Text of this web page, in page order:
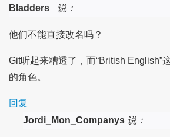
Bladders_
说：
他们不能直接改名吗？
Git听起来糟透了，而“British English”
的角色。
回复
Jordi_Mon_Companys说：